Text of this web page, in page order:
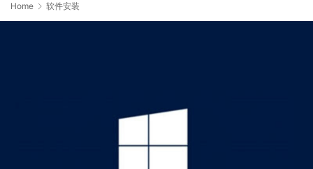
Home 软件安装